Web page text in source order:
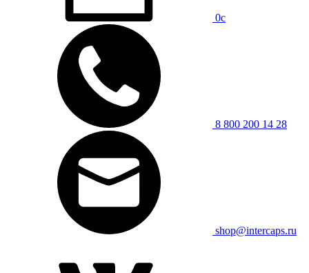
0c
8 800 200 14 28
shop@intercaps.ru